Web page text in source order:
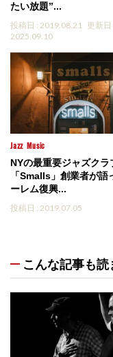
たい放題”...
投稿日 : 2019.08.21 更新日
2025.09.10
Jazz Music
NYの最重要ジャズクラ
「Smalls」創業者が語
ーレム復興...
投稿日 : 2019.07.05
こんな記事も